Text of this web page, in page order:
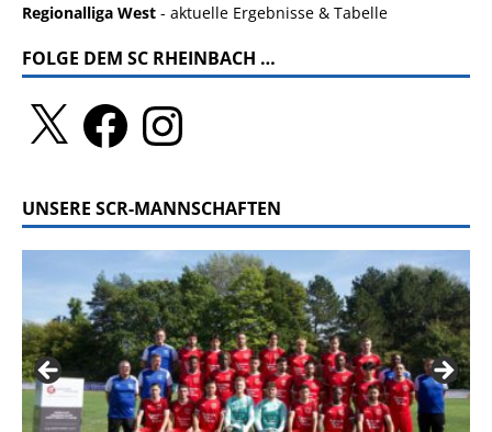
Regionalliga West - aktuelle Ergebnisse & Tabelle
FOLGE DEM SC RHEINBACH …
UNSERE SCR-MANNSCHAFTEN